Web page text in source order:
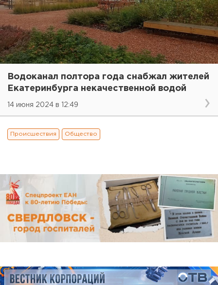
Водоканал полтора года снабжал жителей
Екатеринбурга некачественной водой
14 июня 2024 в 12:49
Происшествия Общество